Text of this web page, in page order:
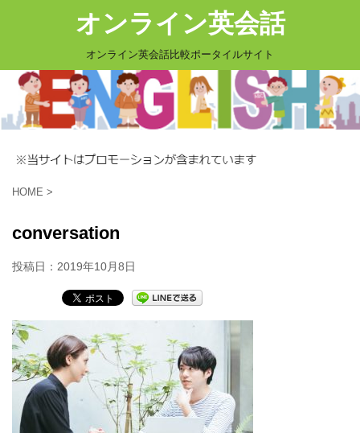
オンライン英会話
オンライン英会話比較ポータイルサイト
HOME >
conversation
投稿日： 2019年10月8日